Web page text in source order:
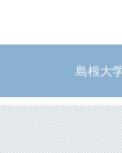
島根大